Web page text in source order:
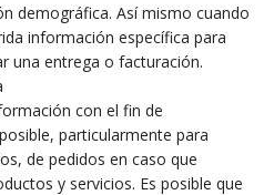
demográfica. Así mismo cuando
información específica para
una entrega o facturación.
con el fin de
particularmente para
de pedidos en caso que
y servicios. Es posible que